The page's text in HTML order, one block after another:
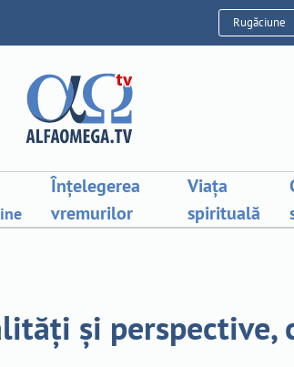
Rugăciune
Înțelegerea
vremurilor
Viața
spirituală
și perspective,